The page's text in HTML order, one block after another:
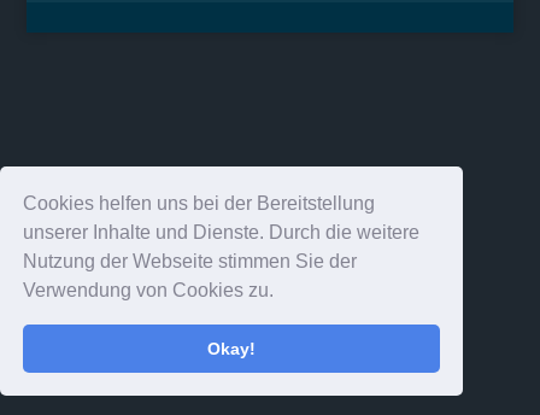
Cookies helfen uns bei der Bereitstellung
unserer Inhalte und Dienste. Durch die weitere
Nutzung der Webseite stimmen Sie der
Verwendung von Cookies zu.
Okay!